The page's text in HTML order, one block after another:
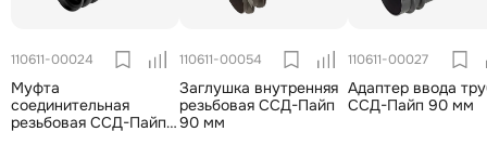
110611-00024
Муфта
соединительная
резьбовая ССД-Пайп
110611-00054
Заглушка внутренняя
резьбовая ССД-Пайп
90 мм
110611-00027
Адаптер ввода
ССД-Пайп 90 мм